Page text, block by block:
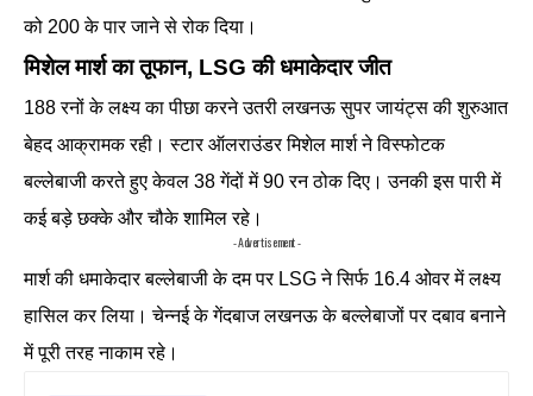
को 200 के पार जाने से रोक दिया।
मिशेल मार्श का तूफान, LSG की धमाकेदार जीत
188 रनों के लक्ष्य का पीछा करने उतरी लखनऊ सुपर जायंट्स की शुरुआत
बेहद आक्रामक रही। स्टार ऑलराउंडर मिशेल मार्श ने विस्फोटक
बल्लेबाजी करते हुए केवल 38 गेंदों में 90 रन ठोक दिए। उनकी इस पारी में
कई बड़े छक्के और चौके शामिल रहे।
- Advertisement -
मार्श की धमाकेदार बल्लेबाजी के दम पर LSG ने सिर्फ 16.4 ओवर में लक्ष्य
हासिल कर लिया। चेन्नई के गेंदबाज लखनऊ के बल्लेबाजों पर दबाव बनाने
में पूरी तरह नाकाम रहे।